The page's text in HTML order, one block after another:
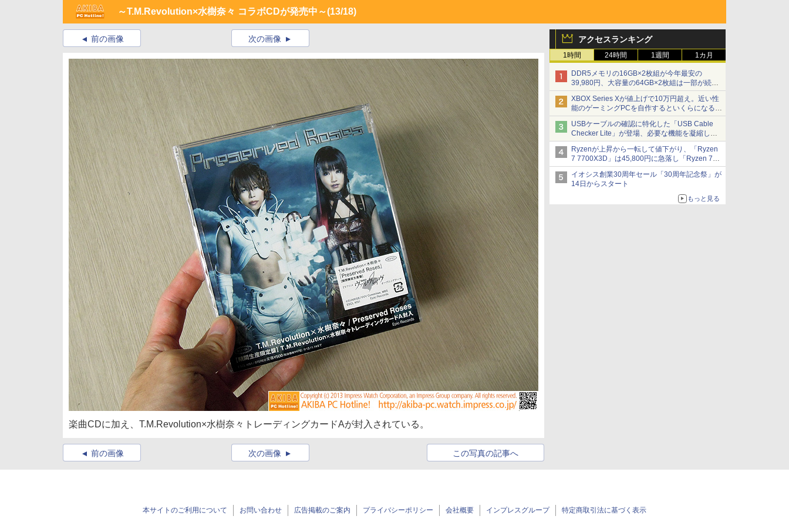
～T.M.Revolution×水樹奈々 コラボCDが発売中～(13/18)
アクセスランキング
1時間 24時間 1週間 1カ月
DDR5メモリの16GB×2枚組が今年最安の
39,980円、大容量の64GB×2枚組は一部が続騰
[8月前半のメモリ価格]
XBOX Series Xが値上げで10万円超え。近い性
能のゲーミングPCを自作するといくらになる？
【石田賀津男の『酒の肴にPCゲーム』】
USBケーブルの確認に特化した「USB Cable
Checker Lite」が登場、必要な機能を凝縮しコ
ンパクトに 7日発売
Ryzenが上昇から一転して値下がり、「Ryzen
7 7700X3D」は45,800円に急落し「Ryzen 7
7800X3D」との価格逆転解消 [8月前半のCPU
価格]
イオシス創業30周年セール「30周年記念祭」が
14日からスタート
もっと見る
前の画像 次の画像
楽曲CDに加え、T.M.Revolution×水樹奈々トレーディングカードAが封入されている。
前の画像 この写真の記事へ
次の画像
本サイトのご利用について お問い合わせ 広告掲載のご案内 プライバシーポリシー 会社概要 インプレスグループ 特定商取引法に基づく表示